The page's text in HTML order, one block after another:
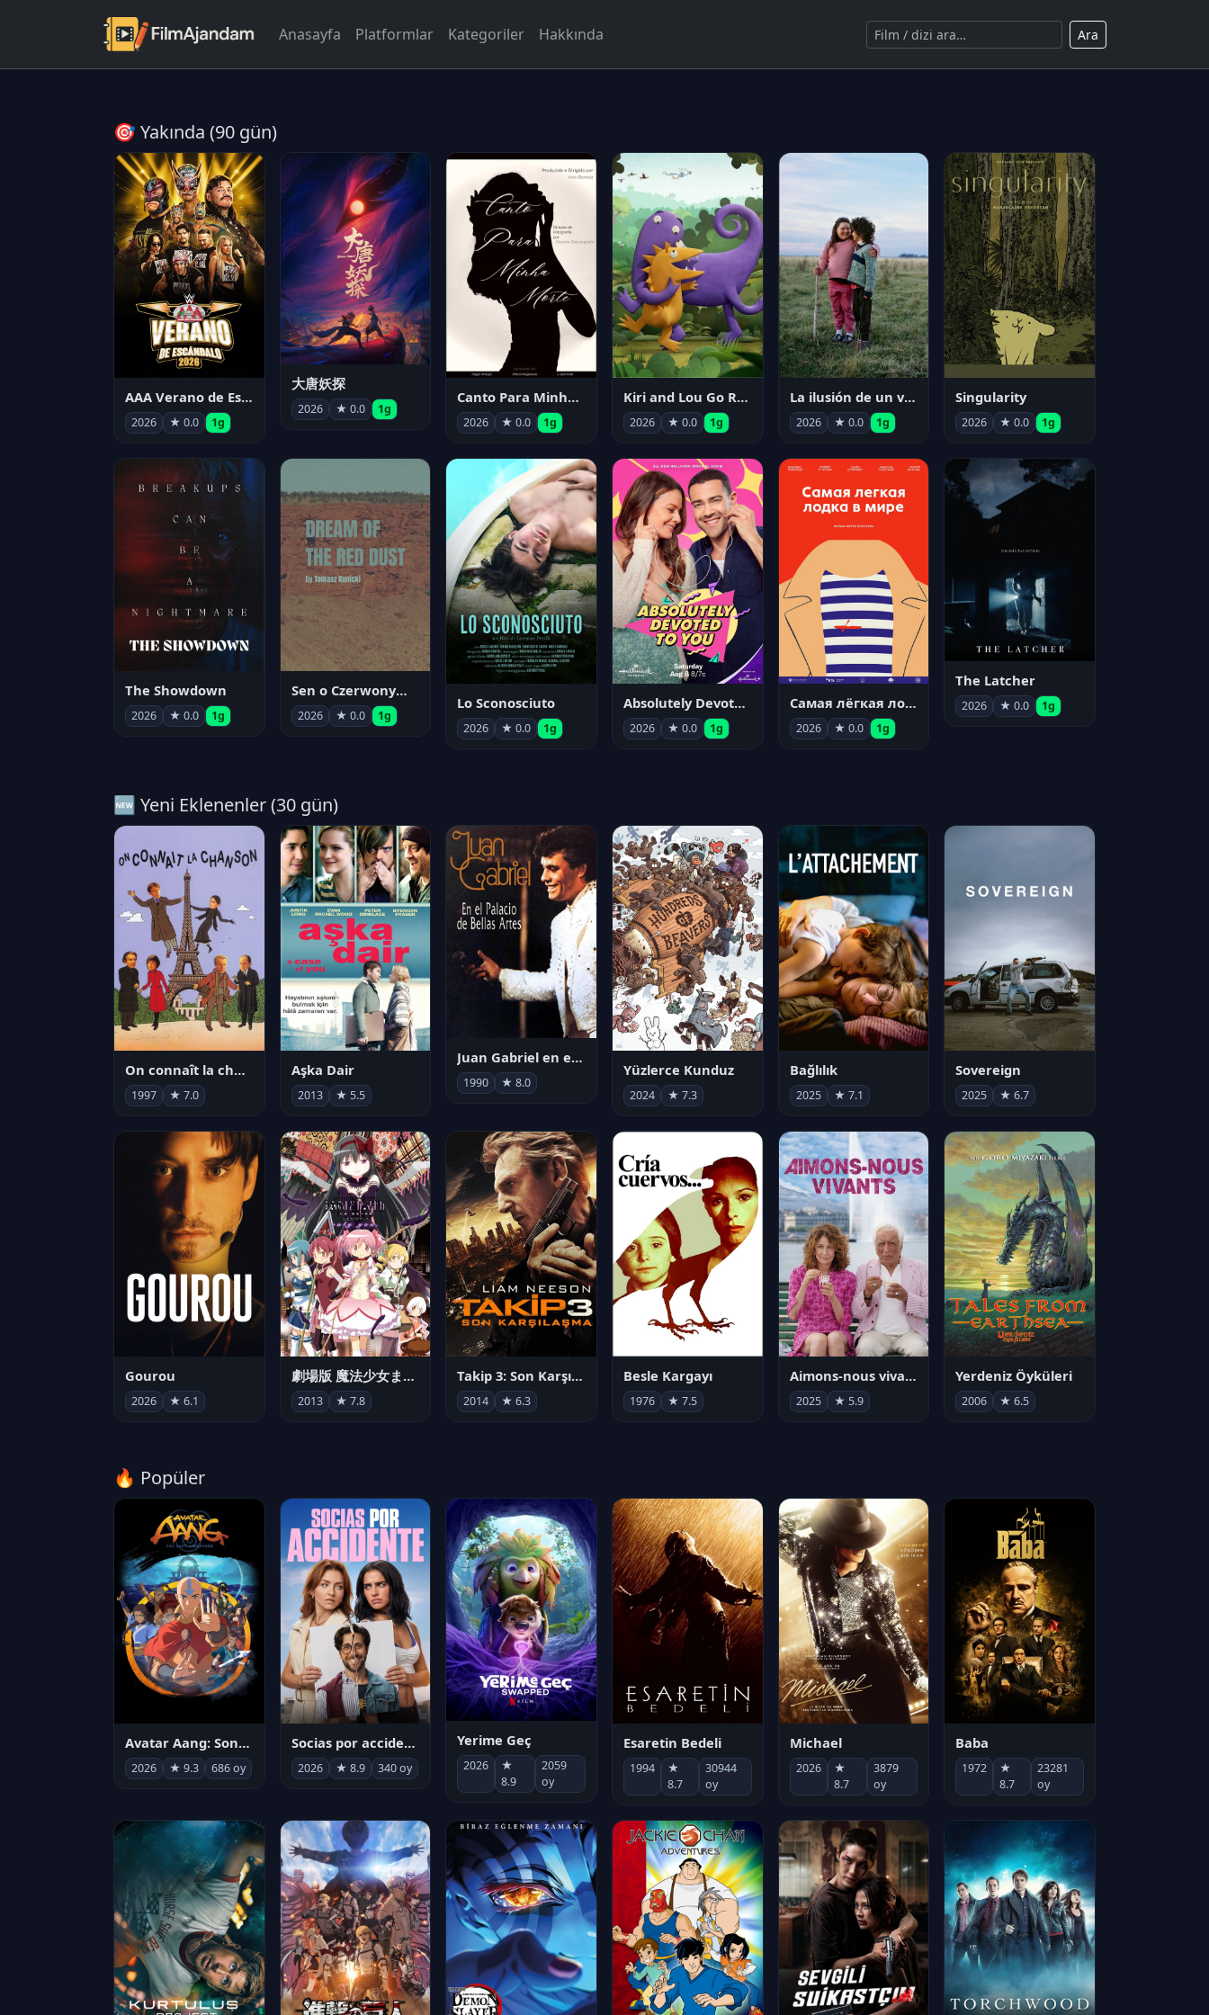
Anasayfa Platformlar Kategoriler Hakkında Ara
🎯 Yakında (90 gün)
AAA Verano de Escándalo 2026 - Week 3
2026 ★ 0.0 1g
大唐妖探
2026 ★ 0.0 1g
Canto Para Minha Morte
2026 ★ 0.0 1g
Kiri and Lou Go Raaa!
2026 ★ 0.0 1g
La ilusión de un verano sin fin
2026 ★ 0.0 1g
Singularity
2026 ★ 0.0 1g
The Showdown
2026 ★ 0.0 1g
Sen o Czerwonym Pyle
2026 ★ 0.0 1g
Lo Sconosciuto
2026 ★ 0.0 1g
Absolutely Devoted to You
2026 ★ 0.0 1g
Самая лёгкая лодка в мире
2026 ★ 0.0 1g
The Latcher
2026 ★ 0.0 1g
🆕 Yeni Eklenenler (30 gün)
On connaît la chanson
1997 ★ 7.0
Aşka Dair
2013 ★ 5.5
Juan Gabriel en el Palacio de Bellas Artes
1990 ★ 8.0
Yüzlerce Kunduz
2024 ★ 7.3
Bağlılık
2025 ★ 7.1
Sovereign
2025 ★ 6.7
Gourou
2026 ★ 6.1
劇場版 魔法少女まどか☆マギカ[新編]叛逆の物語
2013 ★ 7.8
Takip 3: Son Karşılaşma
2014 ★ 6.3
Besle Kargayı
1976 ★ 7.5
Aimons-nous vivants
2025 ★ 5.9
Yerdeniz Öyküleri
2006 ★ 6.5
🔥 Popüler
Avatar Aang: Son Havabükücü
2026 ★ 9.3 686 oy
Socias por accidente
2026 ★ 8.9 340 oy
Yerime Geç
2026
★
8.9
2059
oy
Esaretin Bedeli
1994
★
8.7
30944
oy
Michael
2026
★
8.7
3879
oy
Baba
1972
★
8.7
23281
oy